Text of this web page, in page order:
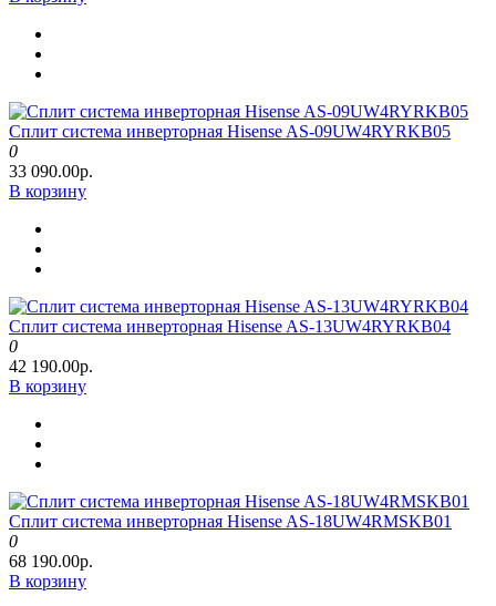
Сплит система инверторная Hisense AS-09UW4RYRKB05
0
33 090.00р.
В корзину
Сплит система инверторная Hisense AS-13UW4RYRKB04
0
42 190.00р.
В корзину
Сплит система инверторная Hisense AS-18UW4RMSKB01
0
68 190.00р.
В корзину